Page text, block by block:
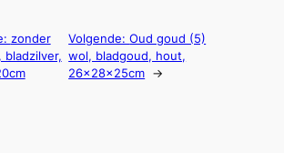
zonder
Volgende:Oud goud (5)
wol, bladgoud, hout,
26x28x25cm →